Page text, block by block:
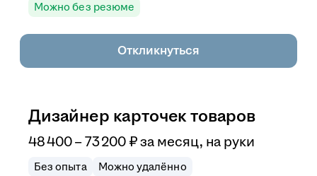
Можно без резюме
Откликнуться
Дизайнер карточек товаров
48 400–73 200 ₽ за месяц, на руки
Без опыта
Можно удалённо